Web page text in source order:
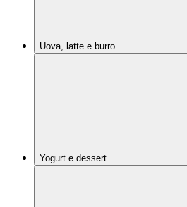
Uova, latte e burro
Yogurt e dessert